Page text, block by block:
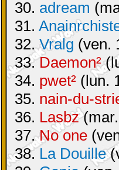
30. adream
31.
32.Vralg (ven.
33.Daemon²
34. pwet² (lun.
35. nain-du-
36. Lasbz(mar.
37.No one
38. La Douille